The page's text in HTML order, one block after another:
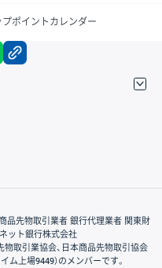
プポイントカレンダー
facebook
品先物取引業者 銀行代理業者 関東財
ネット銀行株式会社
物取引業協会、日本商品先物取引協会
ム上場9449）のメンバーです。